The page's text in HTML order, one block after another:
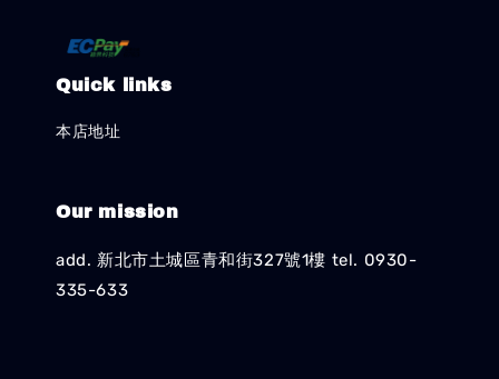
Quick links
本店地址
Our mission
add. 新北市土城區青和街327號1樓 tel. 0930-
335-633